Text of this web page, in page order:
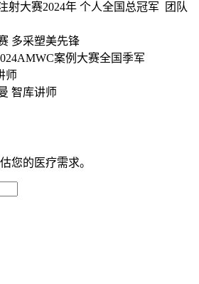
射大赛2024年 个人全国总冠军 团队
多采塑美先锋
案例大赛全国季军
师
智库讲师
您的医疗需求。